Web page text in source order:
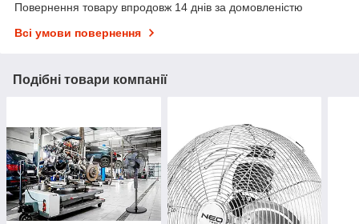
Повернення товару впродовж 14 днів за домовленістю
Всі умови повернення
Подібні товари компанії